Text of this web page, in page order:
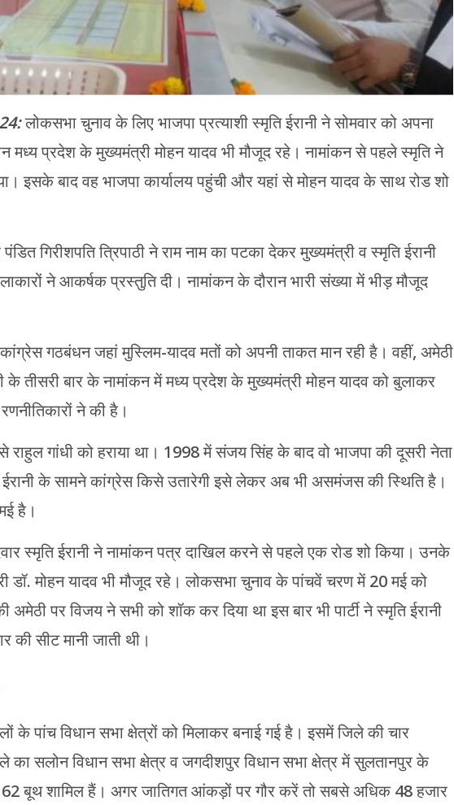
लोकसभा चुनाव के लिए भाजपा प्रत्याशी स्मृति ईरानी ने सोमवार को अपना
मध्‍य प्रदेश के मुख्‍यमंत्री मोहन यादव भी मौजूद रहे। नामांकन से पहले स्‍मृति ने
इसके बाद वह भाजपा कार्यालय पहुंची और यहां से मोहन यादव के साथ रोड शो
गिरीशपति त्रिपाठी ने राम नाम का पटका देकर मुख्यमंत्री व स्मृति ईरानी
ने आकर्षक प्रस्तुति दी। नामांकन के दौरान भारी संख्या में भीड़ मौजूद
गठबंधन जहां मुस्लिम-यादव मतों को अपनी ताकत मान रही है। वहीं, अमेठी
के तीसरी बार के नामांकन में मध्य प्रदेश के मुख्यमंत्री मोहन यादव को बुलाकर
ने की है।
राहुल गांधी को हराया था। 1998 में संजय सिंह के बाद वो भाजपा की दूसरी नेता
ईरानी के सामने कांग्रेस किसे उतारेगी इसे लेकर अब भी असमंजस की स्थिति है।
है।
स्मृति ईरानी ने नामांकन पत्र दाखिल करने से पहले एक रोड शो किया। उनके
डॉ. मोहन यादव भी मौजूद रहे। लोकसभा चुनाव के पांचवें चरण में 20 मई को
पर विजय ने सभी को शॉक कर दिया था इस बार भी पार्टी ने स्मृति ईरानी
की सीट मानी जाती थी।
के पांच विधान सभा क्षेत्रों को मिलाकर बनाई गई है। इसमें जिले की चार
का सलोन विधान सभा क्षेत्र व जगदीशपुर विधान सभा क्षेत्र में सुलतानपुर के
62 बूथ शामिल हैं। अगर जातिगत आंकड़ों पर गौर करें तो सबसे अधिक 48 हजार